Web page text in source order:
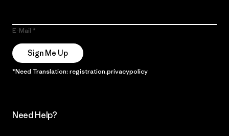
E-Mail
Sign Me Up
*Need Translation: registration.privacypolicy
Need Help?